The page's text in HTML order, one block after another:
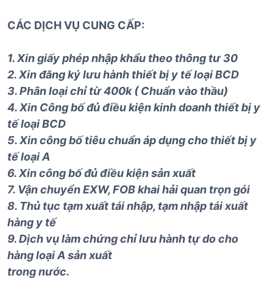
CÁC DỊCH VỤ CUNG CẤP:
1. Xin giấy phép nhập khẩu theo thông tư 30
2. Xin đăng ký lưu hành thiết bị y tế loại BCD
3. Phân loại chỉ từ 400k ( Chuẩn vào thầu)
4. Xin Công bố đủ điều kiện kinh doanh thiết bị y
tế loại BCD
5. Xin công bố tiêu chuẩn áp dụng cho thiết bị y
tế loại A
6. Xin công bố đủ điều kiện sản xuất
7. Vận chuyển EXW, FOB khai hải quan trọn gói
8. Thủ tục tạm xuất tái nhập, tạm nhập tái xuất
hàng y tế
9. Dịch vụ làm chứng chỉ lưu hành tự do cho
hàng loại A sản xuất
trong nước.